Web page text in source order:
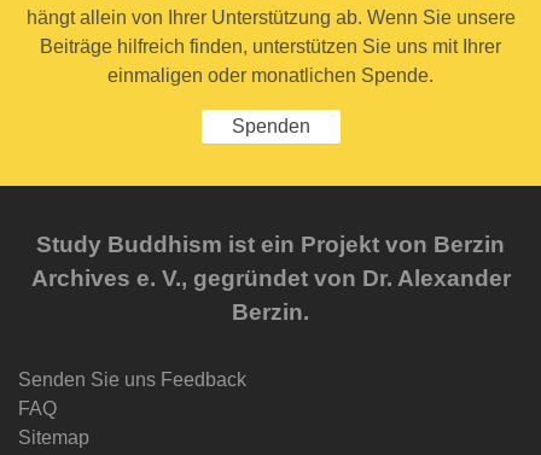
hängt allein von Ihrer Unterstützung ab. Wenn Sie unsere
Beiträge hilfreich finden, unterstützen Sie uns mit Ihrer
einmaligen oder monatlichen Spende.
Spenden
Study Buddhism ist ein Projekt von Berzin
Archives e. V., gegründet von Dr. Alexander
Berzin.
Senden Sie uns Feedback
FAQ
Sitemap